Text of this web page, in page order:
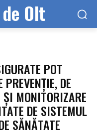
Olt
POT
DE
MONITORIZARE
DE SISTEMUL
SĂNĂTATE